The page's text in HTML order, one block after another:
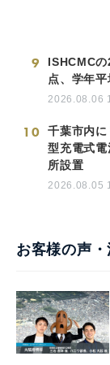
9
ISHCMC
点、学年
2026.08.06
10
千葉市内
型充電式
所設置
2026.08.05
お客様の声・